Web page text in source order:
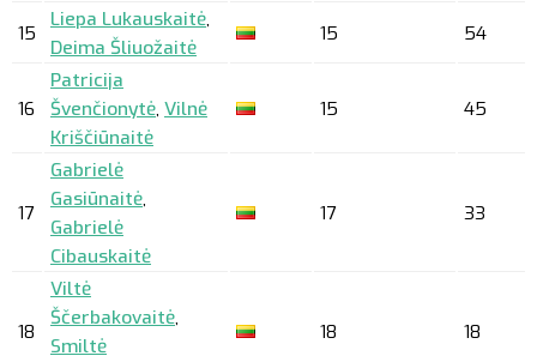
15
Liepa Lukauskaitė,
Deima Šliuožaitė
15 54
16
Patricija
Švenčionytė, Vilnė
Kriščiūnaitė
15 45
17
Gabrielė
Gasiūnaitė,
Gabrielė
Cibauskaitė
17 33
18
Viltė
Ščerbakovaitė,
Smiltė
18 18